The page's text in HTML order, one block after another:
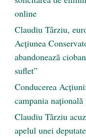
online
Claudiu Târziu,
Acțiunea
abandonează
suflet”
Conducerea
campania
Claudiu Târziu
apelul unei